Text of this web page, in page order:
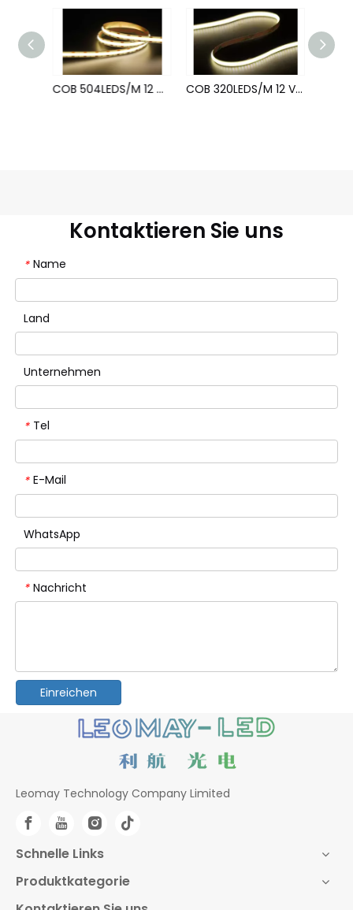
COB 504LEDS/M 12 V 10 mm cri ≥ 90 COB 320LEDS/M 12 V 5 mm cri ≥ 90
Kontaktieren Sie uns
* Name
Land
Unternehmen
* Tel
* E-Mail
WhatsApp
* Nachricht
Einreichen
Leomay Technology Company Limited
Schnelle Links
Produktkategorie